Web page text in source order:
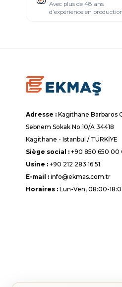
Avec plus de 48 ans
d’expérience en
Adresse : Kagithane Barbaros
Sebnem Sokak No:10/A 34418
Kagithane - Istanbul / TÜRKİYE
Siège social : +90 850 650 00
Usine : +90 212 283 16 51
E-mail : info@ekmas.com.tr
Horaires : Lun-Ven, 08:00-
© 2026